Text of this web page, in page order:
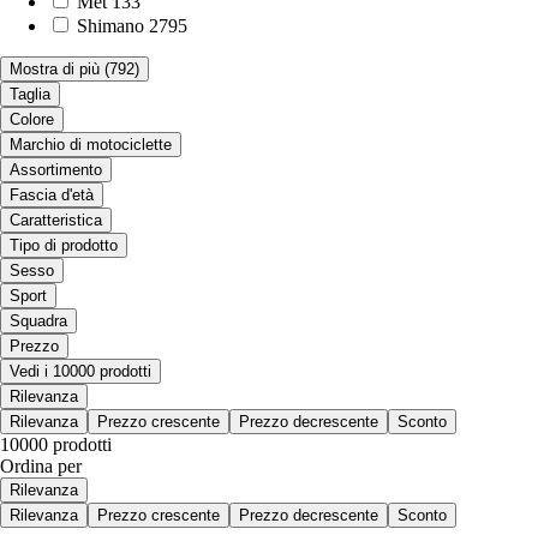
Shimano 2795
Mostra di più (792)
Taglia
Colore
Marchio di motociclette
Assortimento
Fascia d'età
Caratteristica
Tipo di prodotto
Sesso
Sport
Squadra
Prezzo
Vedi i 10000 prodotti
Rilevanza
Rilevanza
Prezzo crescente Prezzo decrescente Sconto
10000 prodotti
Ordina per
Rilevanza
Rilevanza
Prezzo crescente Prezzo decrescente Sconto